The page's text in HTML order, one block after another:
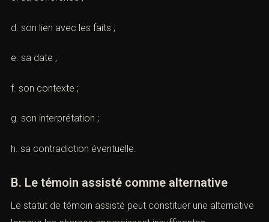
c. sa cohérence ;
d. son lien avec les faits ;
e. sa date ;
f. son contexte ;
g. son interprétation ;
h. sa contradiction éventuelle.
B. Le témoin assisté comme alternative